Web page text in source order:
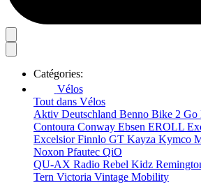
Catégories:
Vélos
Tout dans Vélos
Aktiv Deutschland Benno Bike 2 Go
Contoura Conway Ebsen EROLL
Excelsior Finnlo GT Kayza Kymco
Noxon Pfautec QiO
QU-AX Radio Rebel Kidz
Tern Victoria Vintage Mobility